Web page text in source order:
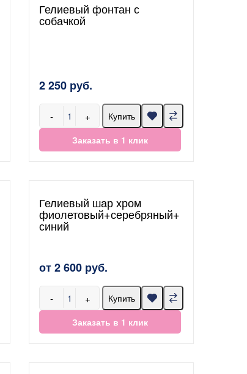
Гелиевый фонтан с
собачкой
2 250 руб.
- +
Купить
Заказать в 1 клик
Гелиевый шар хром
фиолетовый+серебряный+
синий
от 2 600 руб.
- +
Купить
Заказать в 1 клик